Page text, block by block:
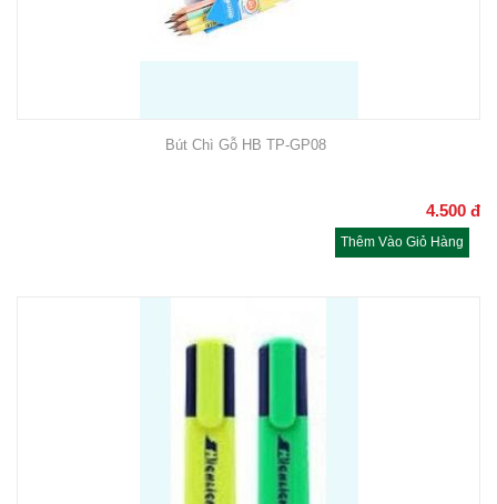
Bút Chì Gỗ HB TP-GP08
4.500 đ
Thêm Vào Giỏ Hàng